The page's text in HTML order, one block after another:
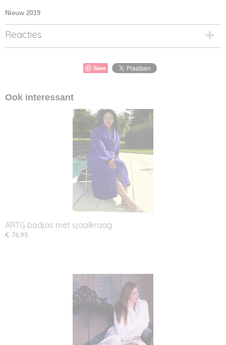
Nieuw 2019
Reacties
Save
Ook interessant
ARTG badjas met sjaalkraag
€ 76,95